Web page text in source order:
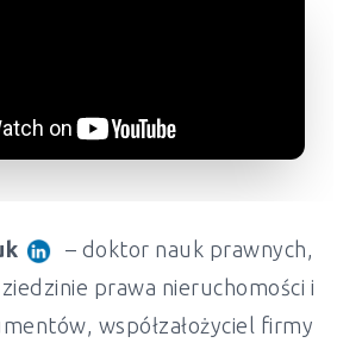
– doktor nauk prawnych,
prawa nieruchomości i
współzałożyciel firmy